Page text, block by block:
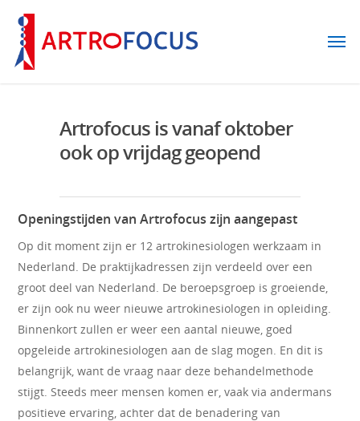
Artrofocus is vanaf oktober
ook op vrijdag geopend
Openingstijden van Artrofocus zijn aangepast
Op dit moment zijn er 12 artrokinesiologen werkzaam in
Nederland. De praktijkadressen zijn verdeeld over een
groot deel van Nederland. De beroepsgroep is groeiende,
er zijn ook nu weer nieuwe artrokinesiologen in opleiding.
Binnenkort zullen er weer een aantal nieuwe, goed
opgeleide artrokinesiologen aan de slag mogen. En dit is
belangrijk, want de vraag naar deze behandelmethode
stijgt. Steeds meer mensen komen er, vaak via andermans
positieve ervaring, achter dat de benadering van